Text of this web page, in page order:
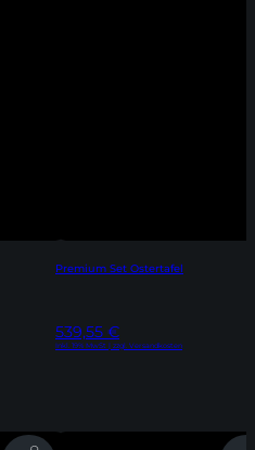
Premium Set Ostertafel
539,55 €
Inkl. 19% MwSt | zzgl. Versandkosten